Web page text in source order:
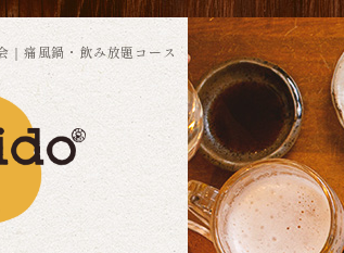
｜痛風鍋・飲み放題コース